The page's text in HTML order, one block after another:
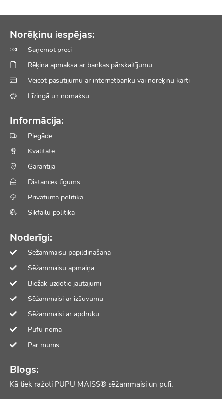
Norēķinu iespējas:
Saņemot preci
Rēķina apmaksa ar bankas pārskaitījumu
Veicot pasūtījumu ar internetbanku vai norēķinu karti
Līzingā un nomaksu
Informācija:
Piegāde
Kvalitāte
Garantija
Distances līgums
Privātuma politika
Sīkfailu politika
Noderīgi:
Sēžammaisu papildināšana
Sēžammaisu apmaiņa
Biežāk uzdotie jautājumi
Sēžammaisi ar izšuvumu
Sēžammaisi ar apdruku
Pufu noma
Par mums
Blogs:
Kā tiek ražoti PUPU MAISS® sēžammaisi un pufi.